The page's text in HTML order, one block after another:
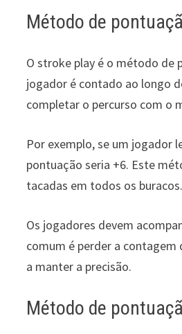
Método de
O stroke play é o método de
jogador é contado ao longo
completar o percurso com o
Por exemplo, se um jogador
pontuação seria +6. Este
tacadas em todos os buracos.
Os jogadores devem
comum é perder a contagem
a manter a precisão.
Método de